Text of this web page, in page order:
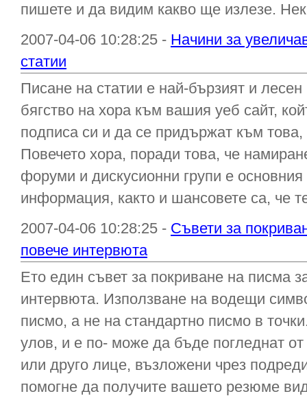
пишете и да видим какво ще излезе.
2007-04-06 10:28:25 - Начини за
статии
Писане на статии е най-бързият и
бягство на хора към вашия уеб сайт,
подписа си и да се придържат към
Повечето хора, поради това, че
форуми и дискусионни групи е
информация, както и шансовете са, че
2007-04-06 10:28:25 - Съвети за
повече интервюта
Ето един съвет за покриване на писма
интервюта. Използване на водещи
писмо, а не на стандартно писмо в
улов, и е по- може да бъде погледнат
или друго лице, възложени чрез
помогне да получите вашето резюме